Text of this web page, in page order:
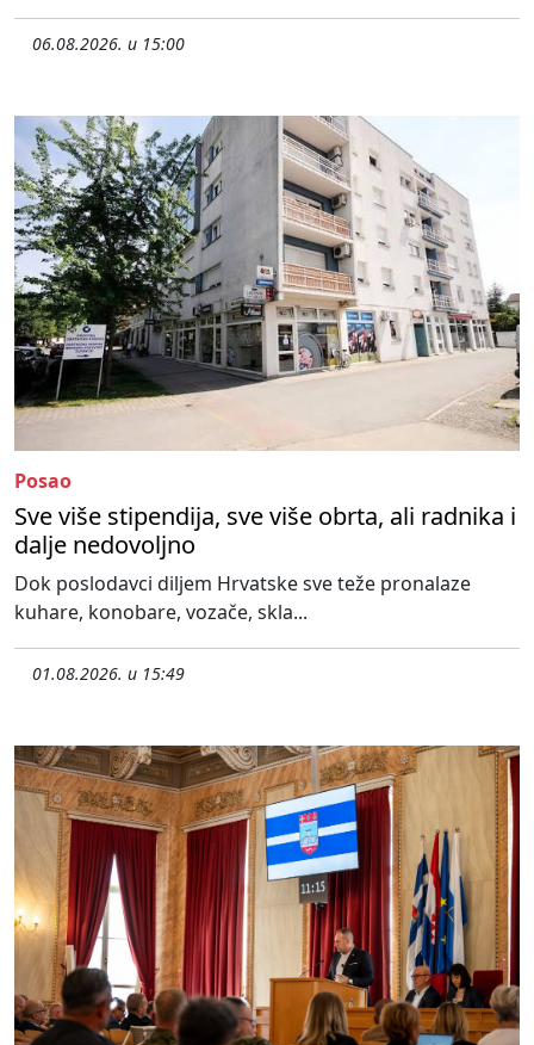
06.08.2026. u 15:00
Posao
Sve više stipendija, sve više obrta, ali radnika i
dalje nedovoljno
Dok poslodavci diljem Hrvatske sve teže pronalaze
kuhare, konobare, vozače, skla...
01.08.2026. u 15:49